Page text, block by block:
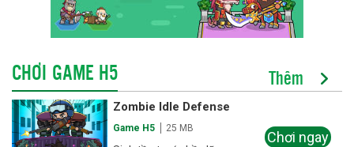
CHƠI GAME H5 Thêm
Zombie Idle Defense
Game H5 25 MB
Chơi ngay